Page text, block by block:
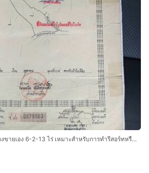
ขาย ที่ดินทำเลทอง เจ้าของขายเอง 6-2-13 ไร่ เหมาะสำหรับการทำรีสอร์ทหรือทำสวน